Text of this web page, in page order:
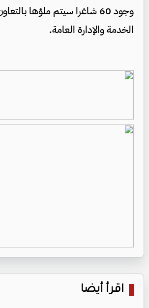
وجود 60 شاغرا سيتم ملؤها
الخدمة والإدارة العامة.
اقرأ أيضا